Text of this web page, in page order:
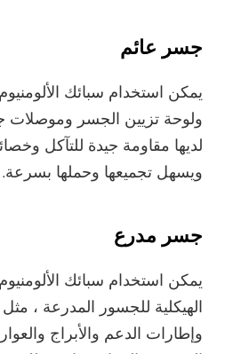
جسر عائم
يمكن استخدام سبائك
ولوحة تزيين الجسر وموصلات
لديها مقاومة جيدة للتآكل
ويسهل تجميعها وحملها بسرعة.
جسر مدرع
يمكن استخدام سبائك
الهيكلية للجسور المدرعة ،
وإطارات الدعم والأبراج